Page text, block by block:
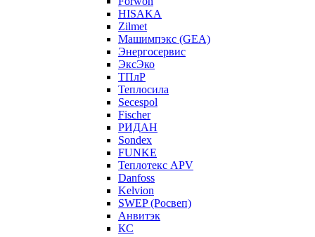
HISAKA
Zilmet
Машимпэкс (GEA)
Энергосервис
ЭксЭко
ТПлР
Теплосила
Secespol
Fischer
РИДАН
Sondex
FUNKE
Теплотекс APV
Danfoss
Kelvion
SWEP (Росвеп)
Анвитэк
КС